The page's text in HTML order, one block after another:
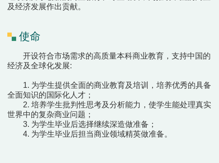
及经济发展作出贡献。
使命
开设符合市场需求的高质量本科商业教育，支持中国的
经济及全球化发展:
1. 为学生提供全面的商业教育及培训，培养优秀的具备
全面知识的国际化人才；
2. 培养学生批判性思考及分析能力，使学生能处理真实
世界中的复杂商业问题；
3. 为学生毕业后选择继续深造做准备；
4. 为学生毕业后担当商业领域精英做准备。